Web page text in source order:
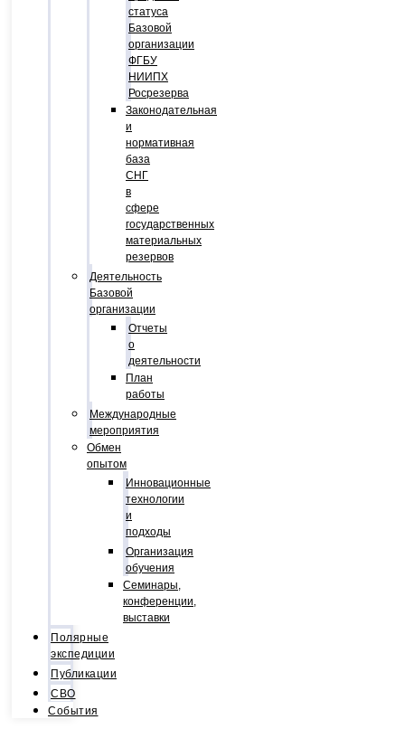
статуса
Базовой
организации
ФГБУ
НИИПХ
Росрезерва
Законодательная
и
нормативная
база
СНГ
в
сфере
государственных
материальных
резервов
Деятельность
Базовой
организации
Отчеты
о
деятельности
План
работы
Международные
мероприятия
Обмен
опытом
Инновационные
технологии
и
подходы
Организация
обучения
Семинары,
конференции,
выставки
Полярные
экспедиции
Публикации
СВО
События